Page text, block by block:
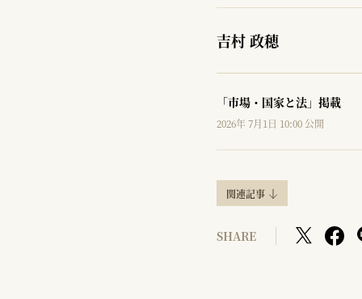
吉村 政穂
「市場・国家と法」掲載
2026年 7月1日 10:00 公開
関連記事
SHARE